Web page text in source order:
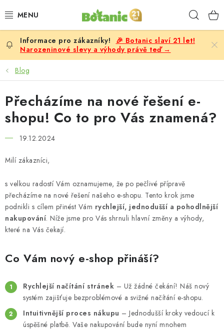
na
PREMIUM
DOPLŇKY STRAVY
CÍLE
POTRAVINY, NÁPOJE
ŽENY
MUŽI
Doprava a platba Recenze
Proč Botanic?
Kontakty
🎉 Botanic slaví 21 let!
Narozeninové slevy a výhody právě teď →
Blog
Přecházíme na nové řešení e-
shopu! Co to pro Vás znamená?
19.12.2024
Milí zákazníci,
s velkou radostí Vám oznamujeme, že po pečlivé přípravě
přecházíme na nové řešení našeho e-shopu. Tento krok jsme
podnikli s cílem přinést Vám rychlejší, jednodušší a pohodlnější
nakupování. Níže jsme pro Vás shrnuli hlavní změny a výhody,
které na Vás čekají.
Co Vám nový e-shop přináší?
Rychlejší načítání stránek – Už žádné čekání! Náš nový
systém zajišťuje bezproblémové a svižné načítání e-shopu.
Intuitivnější proces nákupu – Jednodušší kroky vedoucí k
úspěšné platbě. Vaše nakupování bude nyní mnohem